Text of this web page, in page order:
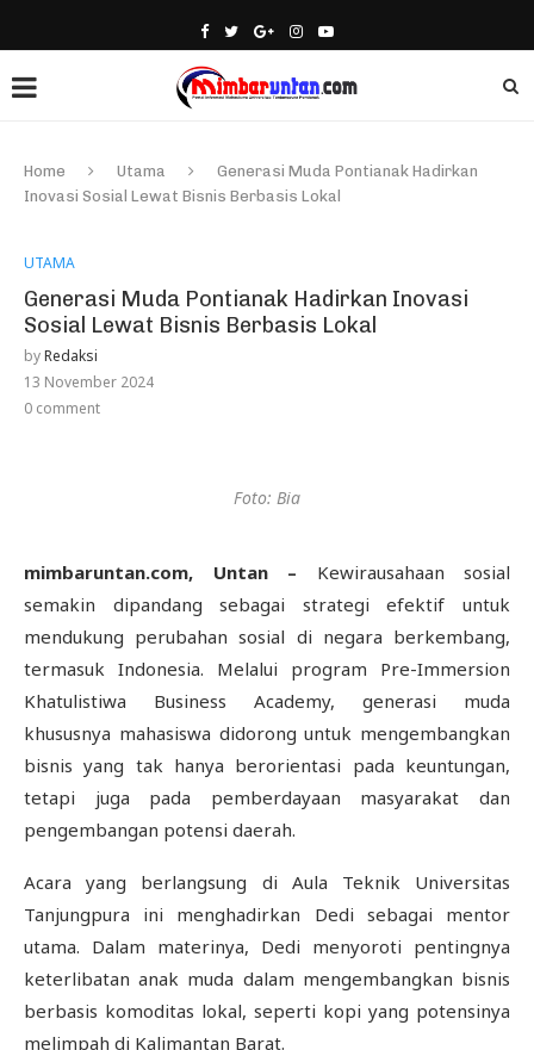
Home Utama
Generasi Muda Pontianak Hadirkan
Inovasi Sosial Lewat Bisnis Berbasis Lokal
UTAMA
Generasi Muda Pontianak Hadirkan Inovasi
Sosial Lewat Bisnis Berbasis Lokal
byRedaksi
13 November 2024
0 comment
Foto: Bia
mimbaruntan.com, Untan – Kewirausahaan sosial
semakin dipandang sebagai strategi efektif untuk
mendukung perubahan sosial di negara berkembang,
termasuk Indonesia. Melalui program Pre-Immersion
Khatulistiwa Business Academy, generasi muda
khususnya mahasiswa didorong untuk mengembangkan
bisnis yang tak hanya berorientasi pada keuntungan,
tetapi juga pada pemberdayaan masyarakat dan
pengembangan potensi daerah.
Acara yang berlangsung di Aula Teknik Universitas
Tanjungpura ini menghadirkan Dedi sebagai mentor
utama. Dalam materinya, Dedi menyoroti pentingnya
keterlibatan anak muda dalam mengembangkan bisnis
berbasis komoditas lokal, seperti kopi yang potensinya
melimpah di Kalimantan Barat.